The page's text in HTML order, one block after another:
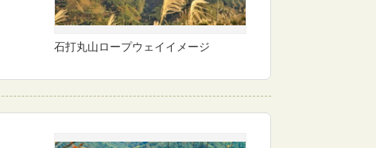
石打丸山ロープウェイイメージ